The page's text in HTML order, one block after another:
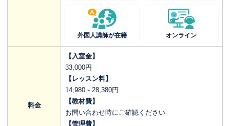
外国人講師が在籍 オンライン
料金
【入室金】
33,000円
【レッスン料】
14,980～28,380円
【教材費】
お問い合わせ時にご確認ください
【管理費】